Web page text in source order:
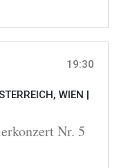
19:30
WIEN |
Nr. 5